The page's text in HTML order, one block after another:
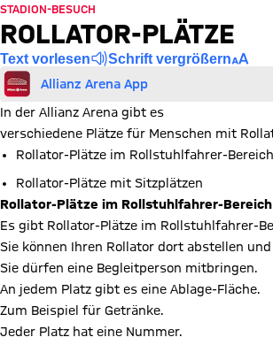
STADION-BESUCH
ROLLATOR-PLÄTZE
Text vorlesen Schrift vergrößern
Allianz Arena App
In der Allianz Arena gibt es
verschiedene Plätze für Menschen mit
Rollator-Plätze im Rollstuhlfahrer-Bereich
Rollator-Plätze mit Sitzplätzen
Rollator-Plätze im Rollstuhlfahrer-Bereich
Es gibt Rollator-Plätze im Rollstuhlfahrer-
Sie können Ihren Rollator dort abstellen
Sie dürfen eine Begleitperson mitbringen.
An jedem Platz gibt es eine Ablage-Fläche.
Zum Beispiel für Getränke.
Jeder Platz hat eine Nummer.